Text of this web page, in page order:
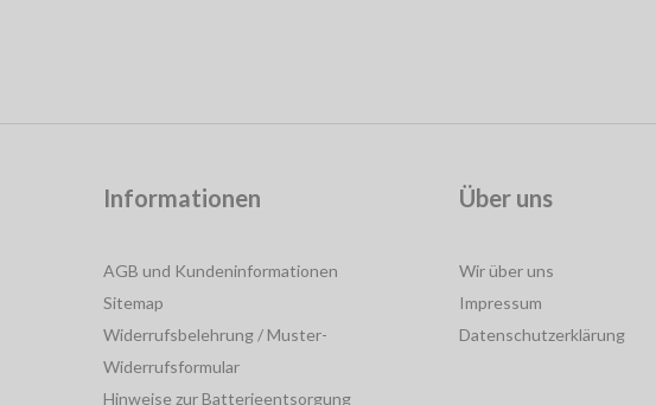
Informationen
AGB und Kundeninformationen
Sitemap
Widerrufsbelehrung / Muster-
Widerrufsformular
Hinweise zur Batterieentsorgung
Über uns
Wir über uns
Impressum
Datenschutzerklärung